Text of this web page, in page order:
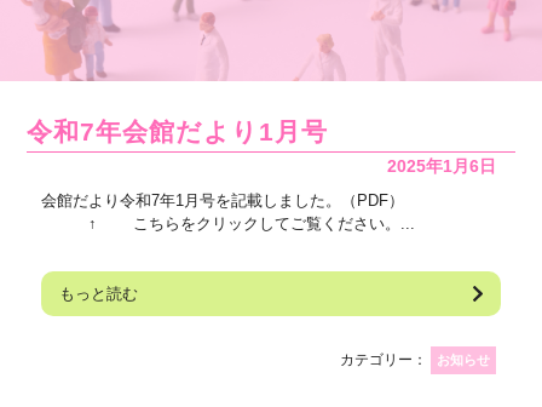
令和7年会館だより1月号
2025年1月6日
会館だより令和7年1月号を記載しました。（PDF）
↑ こちらをクリックしてご覧ください。...
もっと読む
カテゴリー： お知らせ